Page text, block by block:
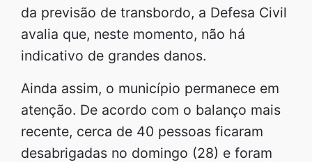
da previsão de transbordo, a Defesa Civil
avalia que, neste momento, não há
indicativo de grandes danos.
Ainda assim, o município permanece em
atenção. De acordo com o balanço mais
recente, cerca de 40 pessoas ficaram
desabrigadas no domingo (28) e foram